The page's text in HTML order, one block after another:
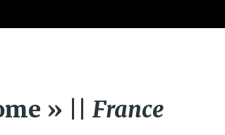
» || France